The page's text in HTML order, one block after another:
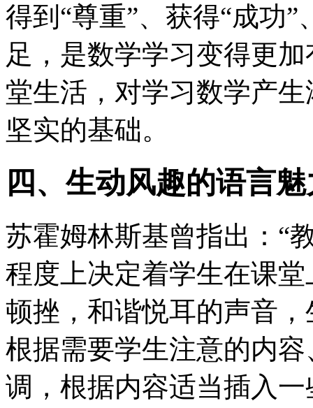
得到“尊重”、获得“成功
足，是数学学习变得更
堂生活，对学习数学产
坚实的基础。
四、生动风趣的语言
苏霍姆林斯基曾指出：“
程度上决定着学生在课
顿挫，和谐悦耳的声音
根据需要学生注意的内
调，根据内容适当插入